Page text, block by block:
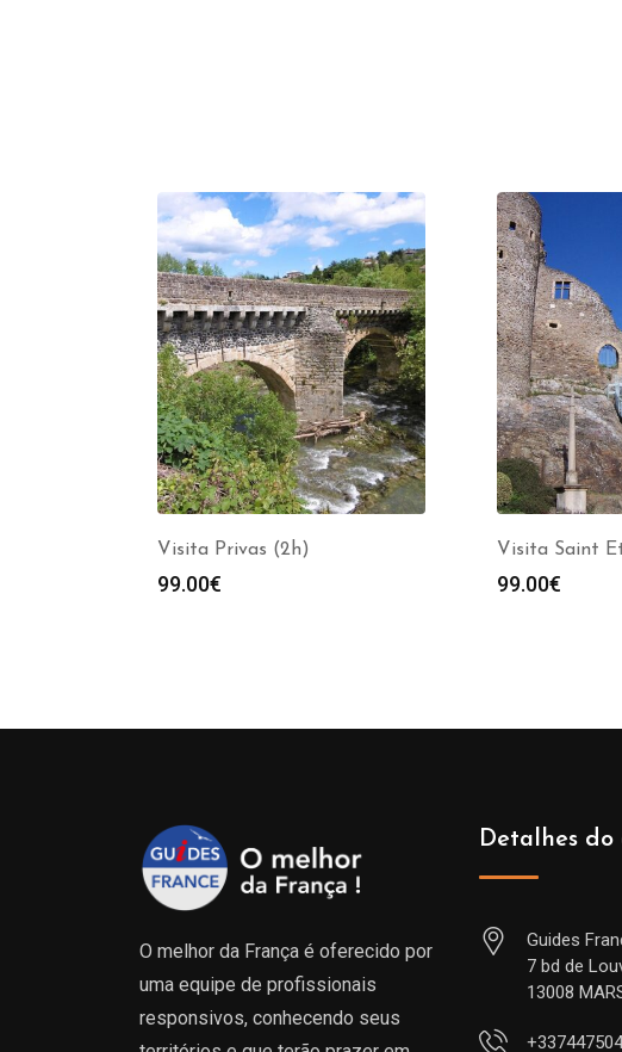
Visita Privas (2h)
99.00€
Visita Saint
99.00€
O melhor da França é oferecido por
uma equipe de profissionais
responsivos, conhecendo seus
Detalhes do
Guides
7 bd de
13008